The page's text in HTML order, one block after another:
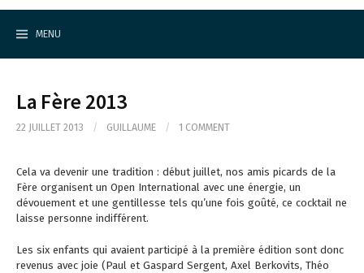
S
MENU
La Fère 2013
22 JUILLET 2013 / GUILLAUME / 1 COMMENT
Cela va devenir une tradition : début juillet, nos amis picards de la
Fère organisent un Open International avec une énergie, un
dévouement et une gentillesse tels qu’une fois goûté, ce cocktail ne
laisse personne indifférent.
Les six enfants qui avaient participé à la première édition sont donc
revenus avec joie (Paul et Gaspard Sergent, Axel Berkovits, Théo